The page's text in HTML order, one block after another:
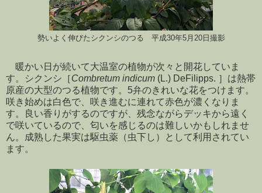
勢いよく伸びたシクンシのつる 平成30年5月20日撮影
暖かい日が続いて大温室の植物が次々と開花していま
す。シクンシ［Combretum indicum (L.) DeFilipps. ］は熱帯
原産の大型のつる植物です。5弁のきれいな花をつけます。
咲き始めは白色で、咲き進むに連れて赤色が濃くなりま
す。良い香りがするのですが、残念ながらデッキから遠く
で咲いているので、匂いを感じるのは難しいかもしれませ
ん。成熟した果実は駆虫薬（虫下し）として利用されてい
ます。